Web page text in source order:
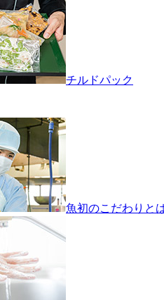
チルドパック
魚初のこだわりと